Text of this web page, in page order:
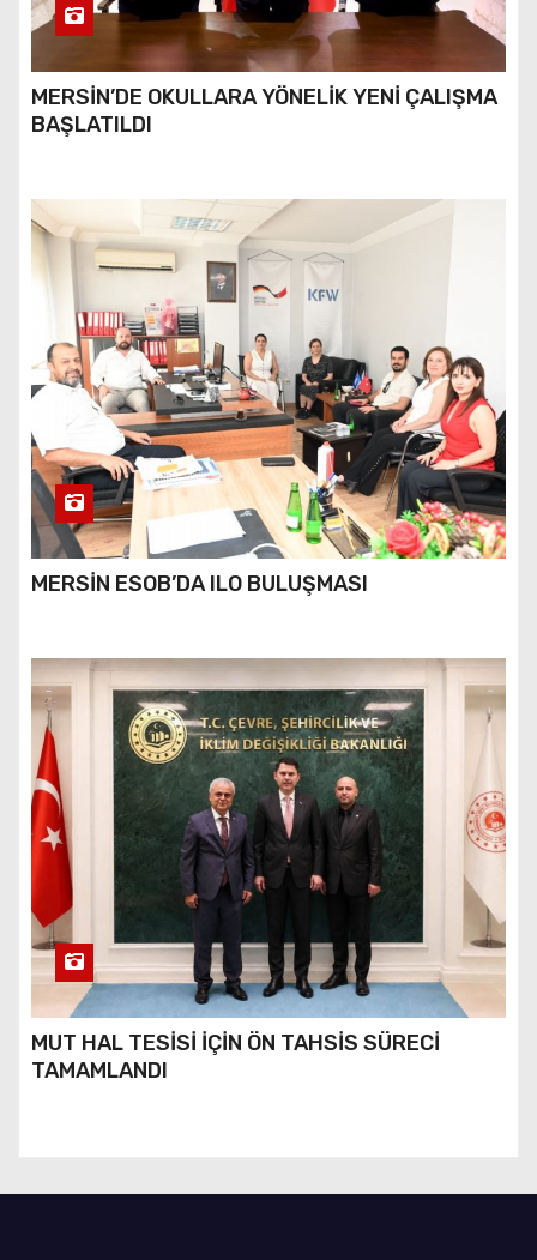
MERSİN’DE OKULLARA YÖNELİK YENİ ÇALIŞMA
BAŞLATILDI
MERSİN ESOB’DA ILO BULUŞMASI
MUT HAL TESİSİ İÇİN ÖN TAHSİS SÜRECİ
TAMAMLANDI